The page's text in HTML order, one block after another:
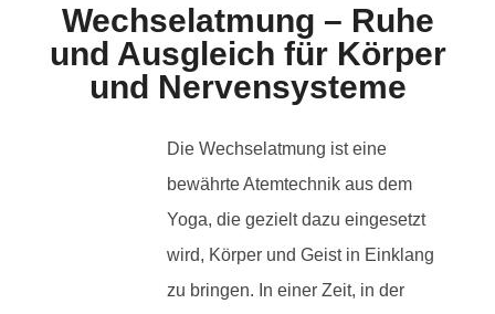
Wechselatmung – Ruhe
und Ausgleich für Körper
und Nervensysteme
Die Wechselatmung ist eine
bewährte Atemtechnik aus dem
Yoga, die gezielt dazu eingesetzt
wird, Körper und Geist in Einklang
zu bringen. In einer Zeit, in der